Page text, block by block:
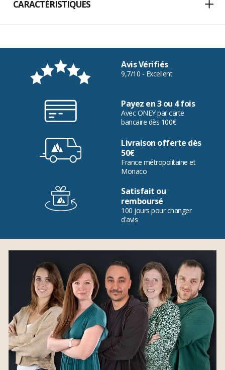
CARACTÉRISTIQUES
Avis Vérifiés
9,7/10 - Excellent
Payez en 3 ou 4 fois
Avec ONEY par carte
bancaire dès 100€
Livraison offerte dès
50€
France métropolitaine et
Monaco
Satisfait ou
remboursé
100 jours pour changer
d'avis